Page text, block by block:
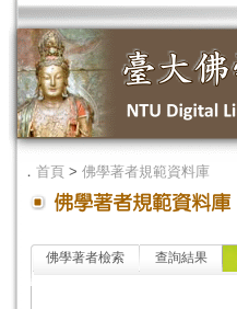
． 首頁 > 佛學著者規範資料庫
佛學著者檢索 查詢結果